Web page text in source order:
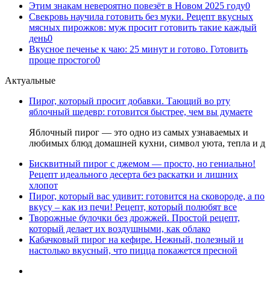
Этим знакам невероятно повезёт в Новом 2025 году0
Свекровь научила готовить без муки. Рецепт вкусных
мясных пирожков: муж просит готовить такие каждый
день0
Вкусное печенье к чаю: 25 минут и готово. Готовить
проще простого0
Актуальные
Пирог, который просит добавки. Тающий во рту
яблочный шедевр: готовится быстрее, чем вы думаете
Яблочный пирог — это одно из самых узнаваемых и
любимых блюд домашней кухни, символ уюта, тепла и д
Бисквитный пирог с джемом — просто, но гениально!
Рецепт идеального десерта без раскатки и лишних
хлопот
Пирог, который вас удивит: готовится на сковороде, а по
вкусу – как из печи! Рецепт, который полюбят все
Творожные булочки без дрожжей. Простой рецепт,
который делает их воздушными, как облако
Кабачковый пирог на кефире. Нежный, полезный и
настолько вкусный, что пицца покажется пресной